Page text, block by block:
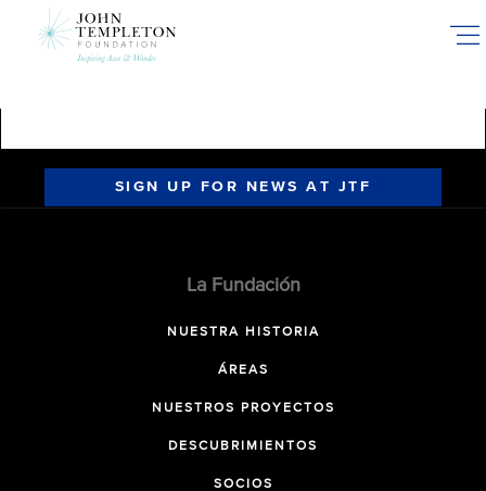
SIGN UP FOR NEWS AT JTF
La Fundación
NUESTRA HISTORIA
ÁREAS
NUESTROS PROYECTOS
DESCUBRIMIENTOS
SOCIOS